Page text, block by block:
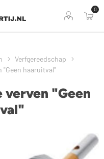
0
Verfgereedschap
"Geen haaruitval"
verven "Geen